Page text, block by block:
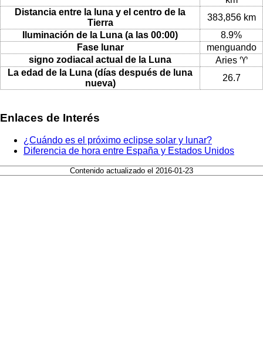
Distancia entre la luna y el centro de la
Tierra
383,856 km
Iluminación de la Luna (a las 00:00)
8.9%
Fase lunar
menguando
signo zodiacal actual de la Luna
Aries ♈
La edad de la Luna (días después de luna
nueva)
26.7
Enlaces de Interés
¿Cuándo es el próximo eclipse solar y lunar?
Diferencia de hora entre España y Estados Unidos
Contenido actualizado el 2016-01-23